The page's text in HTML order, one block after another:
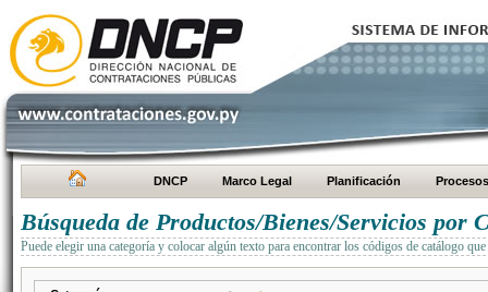
DNCP Marco Legal Planificación Procesos
Búsqueda de Productos/Bienes/Servicios por
Puede elegir una categoría y colocar algún texto para encontrar los códigos de catálogo